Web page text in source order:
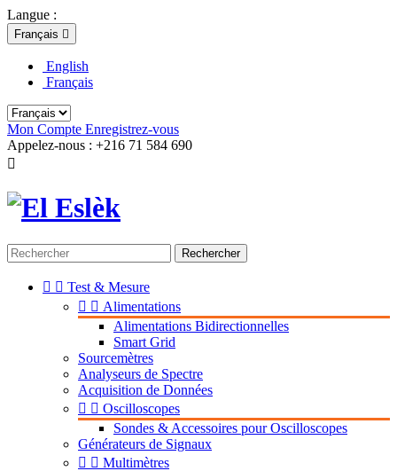
Langue :
Français 
English
Français
Mon Compte Enregistrez-vous
Appelez-nous : +216 71 584 690

Rechercher
  Test & Mesure
  Alimentations
Alimentations Bidirectionnelles
Smart Grid
Sourcemètres
Analyseurs de Spectre
Acquisition de Données
  Oscilloscopes
Sondes & Accessoires pour Oscilloscopes
Générateurs de Signaux
  Multimètres